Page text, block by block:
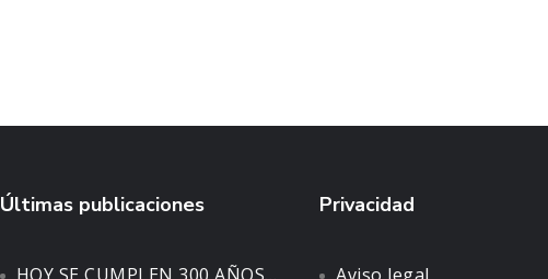
Últimas publicaciones Privacidad